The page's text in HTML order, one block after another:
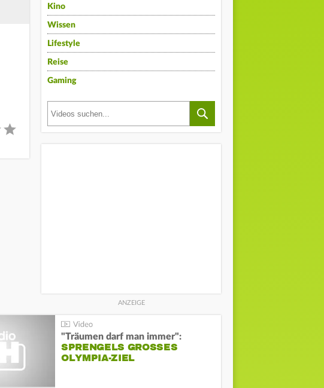
Kino
Wissen
Lifestyle
Reise
Gaming
"Träumen darf man immer":
SPRENGELS GROSSES O
LYMPIA-ZIEL